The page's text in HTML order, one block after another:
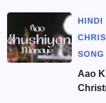
HINDI
SONG
Aao